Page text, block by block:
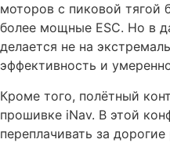
моторов с пиковой тягой
более мощные ESC. Но в
делается не на
эффективность и
Кроме того, полётный
прошивке iNav. В этой
переплачивать за